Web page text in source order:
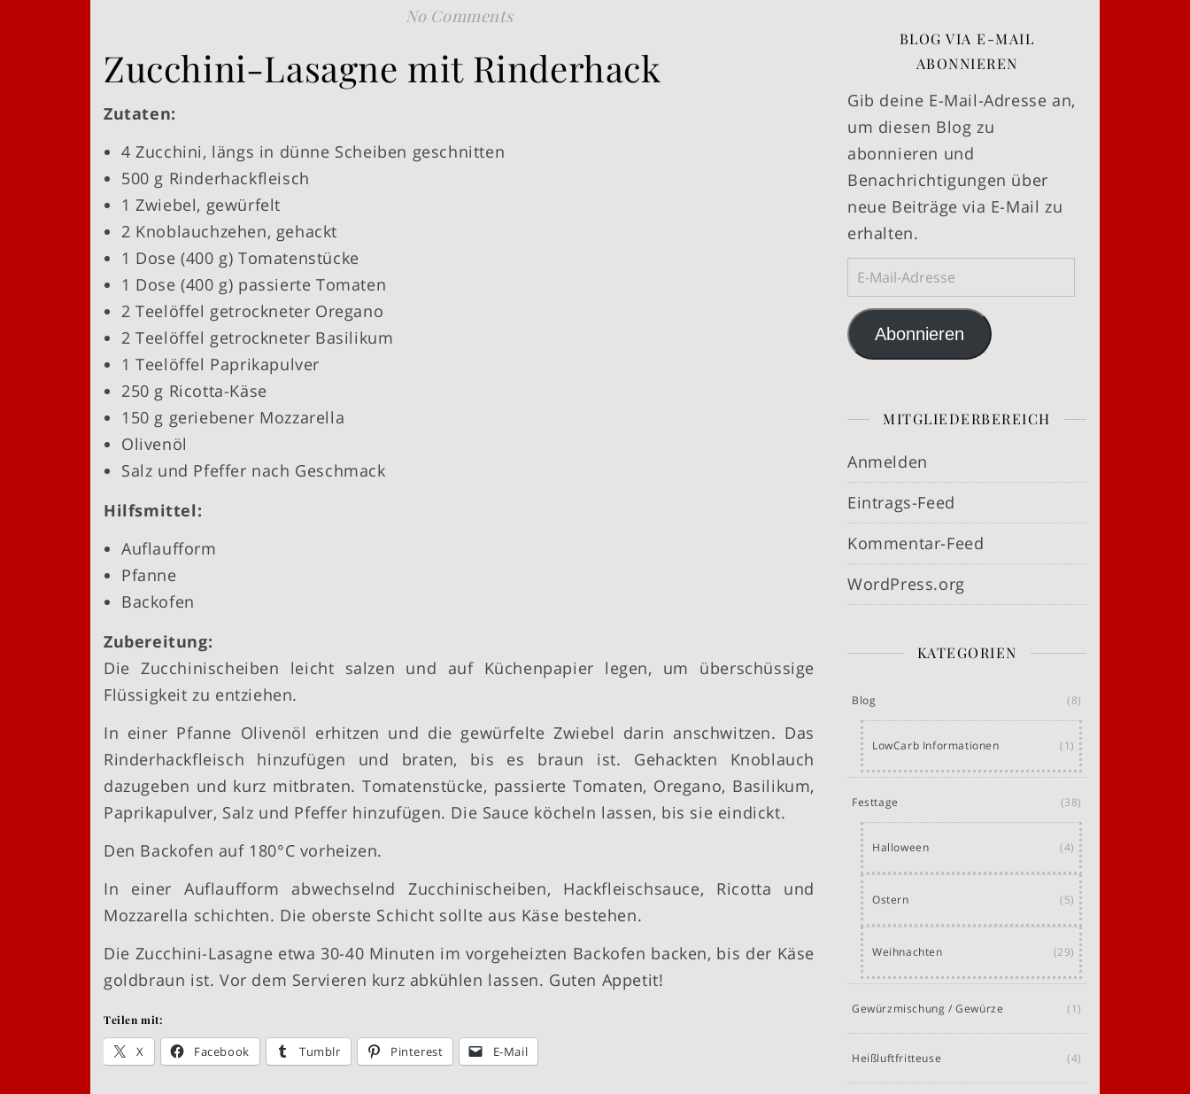
No Comments
Zucchini-Lasagne mit Rinderhack
Zutaten:
4 Zucchini, längs in dünne Scheiben geschnitten
500 g Rinderhackfleisch
1 Zwiebel, gewürfelt
2 Knoblauchzehen, gehackt
1 Dose (400 g) Tomatenstücke
1 Dose (400 g) passierte Tomaten
2 Teelöffel getrockneter Oregano
2 Teelöffel getrockneter Basilikum
1 Teelöffel Paprikapulver
250 g Ricotta-Käse
150 g geriebener Mozzarella
Olivenöl
Salz und Pfeffer nach Geschmack
Hilfsmittel:
Auflaufform
Pfanne
Backofen
Zubereitung:
Die Zucchinischeiben leicht salzen und auf Küchenpapier legen, um überschüssige
Flüssigkeit zu entziehen.
In einer Pfanne Olivenöl erhitzen und die gewürfelte Zwiebel darin anschwitzen. Das
Rinderhackfleisch hinzufügen und braten, bis es braun ist. Gehackten Knoblauch
dazugeben und kurz mitbraten. Tomatenstücke, passierte Tomaten, Oregano, Basilikum,
Paprikapulver, Salz und Pfeffer hinzufügen. Die Sauce köcheln lassen, bis sie eindickt.
Den Backofen auf 180°C vorheizen.
In einer Auflaufform abwechselnd Zucchinischeiben, Hackfleischsauce, Ricotta und
Mozzarella schichten. Die oberste Schicht sollte aus Käse bestehen.
Die Zucchini-Lasagne etwa 30-40 Minuten im vorgeheizten Backofen backen, bis der Käse
goldbraun ist. Vor dem Servieren kurz abkühlen lassen. Guten Appetit!
Teilen mit:
X Facebook Tumblr Pinterest E-Mail
BLOG VIA E-MAIL
ABONNIEREN
Gib deine E-Mail-Adresse an,
um diesen Blog zu
abonnieren und
Benachrichtigungen über
neue Beiträge via E-Mail zu
erhalten.
E-Mail-Adresse
Abonnieren
MITGLIEDERBEREICH
Anmelden
Eintrags-Feed
Kommentar-Feed
WordPress.org
KATEGORIEN
Blog (8)
LowCarb Informationen (1)
Festtage (38)
Halloween (4)
Ostern (5)
Weihnachten (29)
Gewürzmischung / Gewürze (1)
Heißluftfritteuse (4)